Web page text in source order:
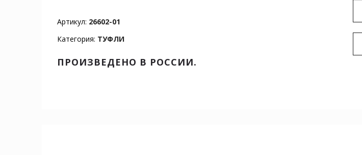
Артикул: 26602-01
Категория: ТУФЛИ
ПРОИЗВЕДЕНО В РОССИИ.